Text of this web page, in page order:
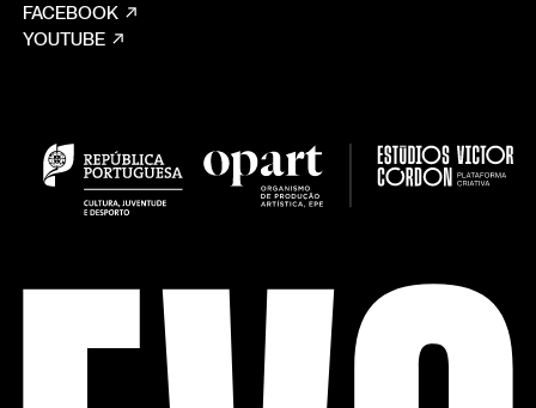
FACEBOOK
YOUTUBE